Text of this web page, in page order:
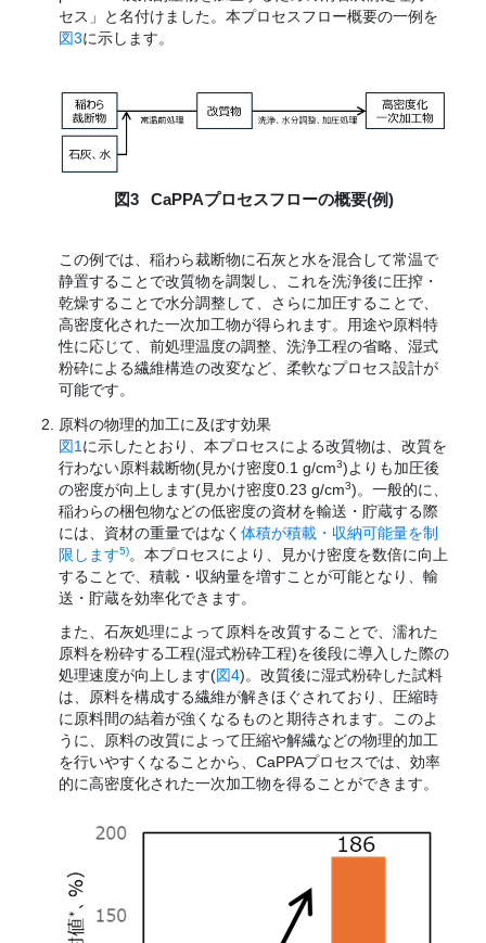
セス」と名付けました。本プロセスフロー概要の一例を
図3に示します。
図3 CaPPAプロセスフローの概要(例)
この例では、稲わら裁断物に石灰と水を混合して常温で
静置することで改質物を調製し、これを洗浄後に圧搾・
乾燥することで水分調整して、さらに加圧することで、
高密度化された一次加工物が得られます。用途や原料特
性に応じて、前処理温度の調整、洗浄工程の省略、湿式
粉砕による繊維構造の改変など、柔軟なプロセス設計が
可能です。
原料の物理的加工に及ぼす効果
図1 に示したとおり、本プロセスによる改質物は、改質を
行わない原料裁断物(見かけ密度0.1 g/cm3)よりも加圧後
の密度が向上します(見かけ密度0.23 g/cm3)。一般的に、
稲わらの梱包物などの低密度の資材を輸送・貯蔵する際
には、資材の重量ではなく 体積が積載・収納可能量を制
限します5)。本プロセスにより、見かけ密度を数倍に向上
することで、積載・収納量を増すことが可能となり、輸
送・貯蔵を効率化できます。
また、石灰処理によって原料を改質することで、濡れた
原料を粉砕する工程(湿式粉砕工程)を後段に導入した際の
処理速度が向上します(図4)。改質後に湿式粉砕した試料
は、原料を構成する繊維が解きほぐされており、圧縮時
に原料間の結着が強くなるものと期待されます。このよ
うに、原料の改質によって圧縮や解繊などの物理的加工
を行いやすくなることから、CaPPAプロセスでは、効率
的に高密度化された一次加工物を得ることができます。